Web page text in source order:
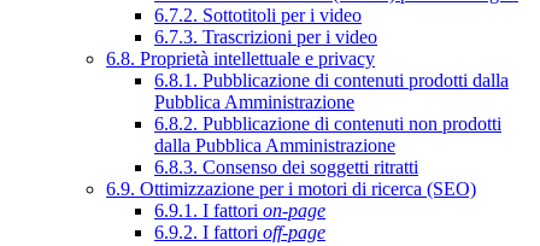
6.7.2. Sottotitoli per i video
6.7.3. Trascrizioni per i video
6.8. Proprietà intellettuale e privacy
6.8.1. Pubblicazione di contenuti prodotti dalla
Pubblica Amministrazione
6.8.2. Pubblicazione di contenuti non prodotti
dalla Pubblica Amministrazione
6.8.3. Consenso dei soggetti ritratti
6.9. Ottimizzazione per i motori di ricerca (SEO)
6.9.1. I fattori on-page
6.9.2. I fattori off-page